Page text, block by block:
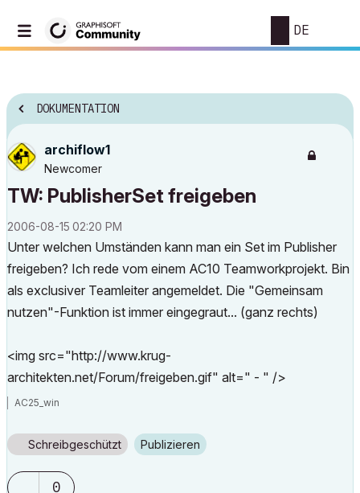
DE
DOKUMENTATION
archiflow1
Newcomer
TW: PublisherSet freigeben
‎2006-08-15 02:20 PM
Unter welchen Umständen kann man ein Set im Publisher
freigeben? Ich rede vom einem AC10 Teamworkprojekt. Bin
als exclusiver Teamleiter angemeldet. Die "Gemeinsam
nutzen"-Funktion ist immer eingegraut... (ganz rechts)
<img src="http://www.krug-
architekten.net/Forum/freigeben.gif" alt=" - " />
AC25_win
Schreibgeschützt Publizieren
0